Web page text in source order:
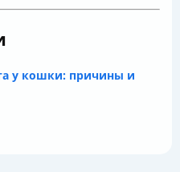
у кошки: причины и